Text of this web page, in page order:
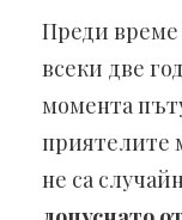
Преди време
всеки две
момента
приятелите
не са